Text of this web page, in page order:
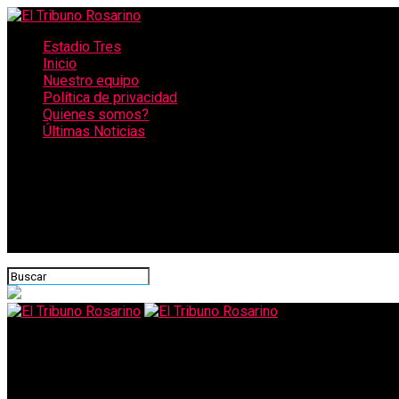
Estadio Tres
Inicio
Nuestro equipo
Política de privacidad
Quienes somos?
Últimas Noticias